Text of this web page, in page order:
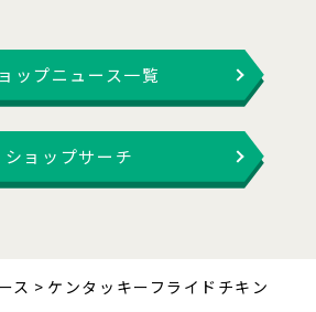
ップニュース一覧
ショップサーチ
ス ケンタッキーフライドチキン